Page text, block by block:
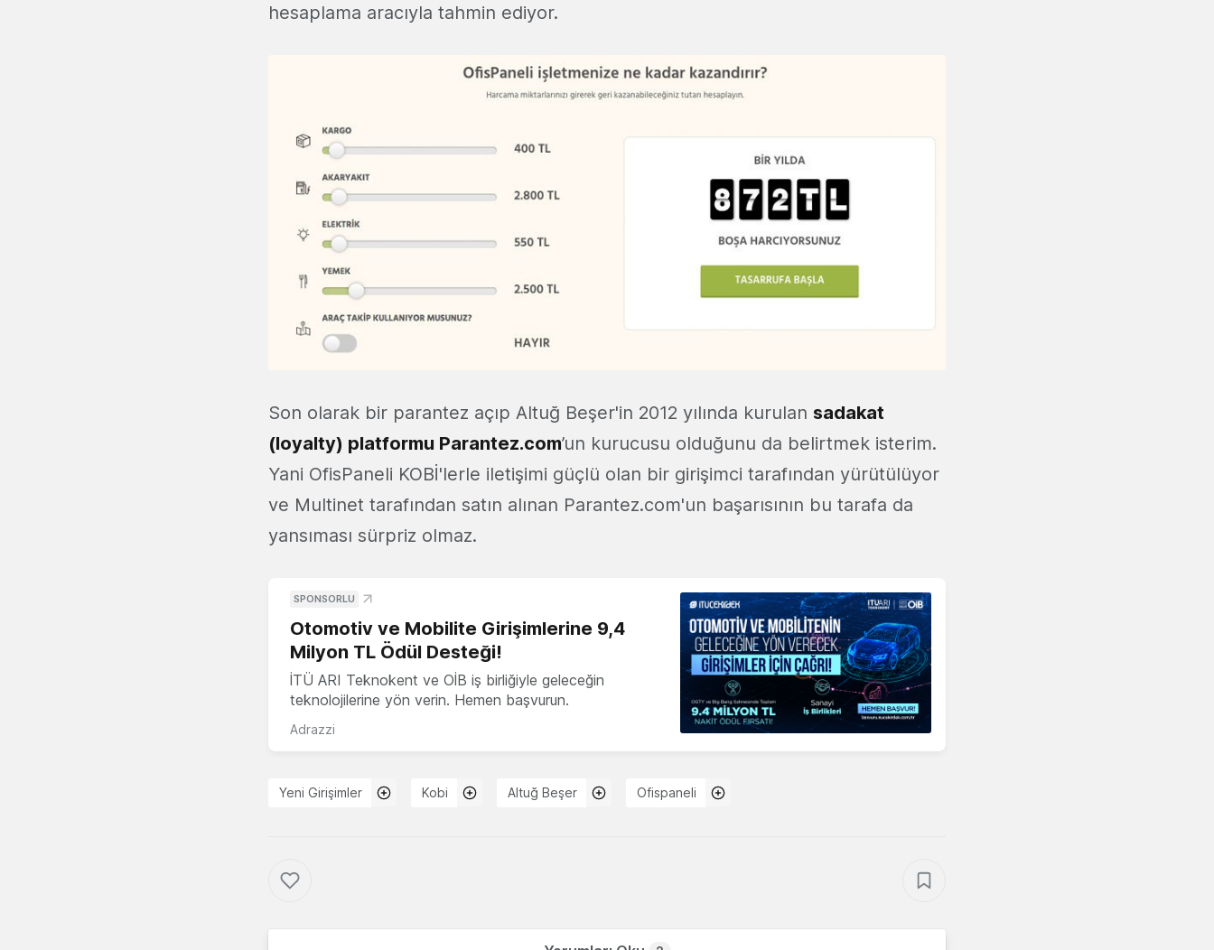
hesaplama aracıyla tahmin ediyor.
Son olarak bir parantez açıp Altuğ Beşer'in 2012 yılında kurulan sadakat
(loyalty) platformu Parantez.com’un kurucusu olduğunu da belirtmek isterim.
Yani OfisPaneli KOBİ'lerle iletişimi güçlü olan bir girişimci tarafından yürütülüyor
ve Multinet tarafından satın alınan Parantez.com'un başarısının bu tarafa da
yansıması sürpriz olmaz.
SPONSORLU
Otomotiv ve Mobilite Girişimlerine 9,4
Milyon TL Ödül Desteği!
İTÜ ARI Teknokent ve OİB iş birliğiyle geleceğin
teknolojilerine yön verin. Hemen başvurun.
Adrazzi
Yeni Girişimler Kobi Altuğ Beşer Ofispaneli